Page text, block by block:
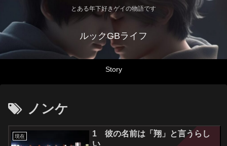
とある年下好きゲイの物語です
ルックGBライフ
Story
ノンケ
現在
1 彼の名前は「翔」と言うらし
い